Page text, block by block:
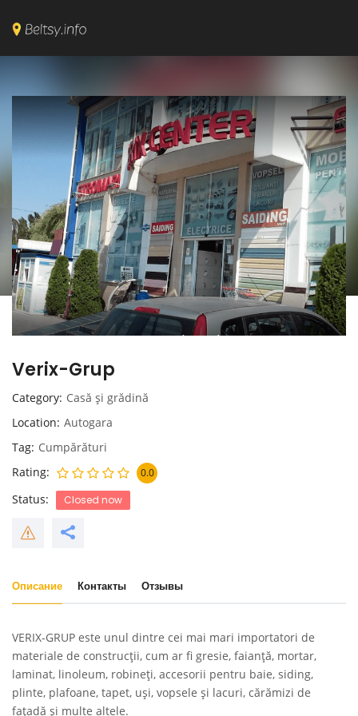
Verix-Grup
Category Casă și grădină
Location Autogara
Tag Cumpărături
Rating
0.0
Status Closed now
Описание Контакты Отзывы
VERIX-GRUP este unul dintre cei mai mari importatori de
materiale de construcții, cum ar fi gresie, faianță, mortar,
laminat, linoleum, robineți, accesorii pentru baie, siding,
plinte, plafoane, tapet, uși, vopsele și lacuri, cărămizi de
fațadă și multe altele.